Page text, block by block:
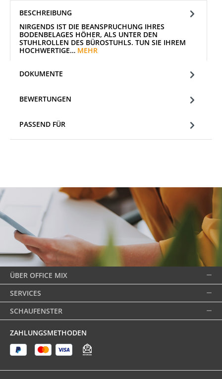
BESCHREIBUNG
NIRGENDS IST DIE BEANSPRUCHUNG IHRES
BODENBELAGES HÖHER, ALS UNTER DEN
STUHLROLLEN DES BÜROSTUHLS. TUN SIE IHREM
HOCHWERTIGE… MEHR
DOKUMENTE
BEWERTUNGEN
PASSEND FÜR
ÜBER OFFICE MIX
SERVICES
SCHAUFENSTER
ZAHLUNGSMETHODEN